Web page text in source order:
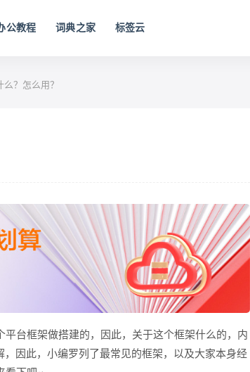
公教程 词典之家 标签云
？怎么用？
台框架做搭建的，因此，关于这个框架什么的，内
因此，小编罗列了最常见的框架，以及大家本身经